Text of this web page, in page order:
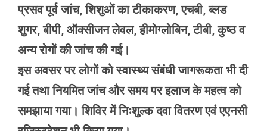
प्रसव पूर्व जांच, शिशुओं का टीकाकरण, एचबी, ब्लड
शुगर, बीपी, ऑक्सीजन लेवल, हीमोग्लोबिन, टीबी, कुष्ठ व
अन्य रोगों की जांच की गई।
इस अवसर पर लोगों को स्वास्थ्य संबंधी जागरूकता भी दी
गई तथा नियमित जांच और समय पर इलाज के महत्व को
समझाया गया। शिविर में निःशुल्क दवा वितरण एवं एएनसी